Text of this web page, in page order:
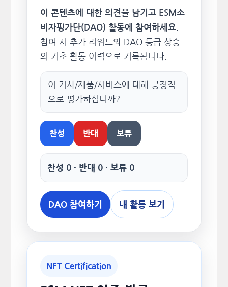
이 콘텐츠에 대한 의견을 남기고 ESM소
비자평가단(DAO) 활동에 참여하세요.
참여 시 추가 리워드와 DAO 등급 상승
의 기초 활동 이력으로 기록됩니다.
이 기사/제품/서비스에 대해 긍정적
으로 평가하십니까?
찬성 반대 보류
찬성 0 · 반대 0 · 보류 0
DAO 참여하기 내 활동 보기
NFT Certification